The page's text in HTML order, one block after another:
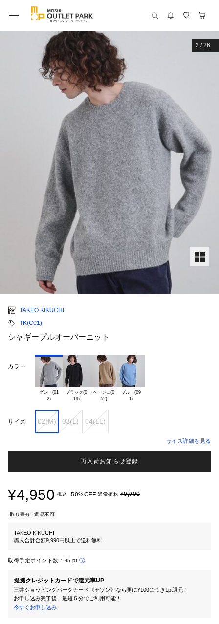
2 /26
TAKEO KIKUCHI
TK(C01)
シャギープルオーバーニット
カラー
グレー(01
ブラック(0
19)
ベージュ(0
52)
ブルー(09
サイズ 02(M) 03(L) 04(LL)
サイズ詳細を見る
再入荷お知らせ登録
¥4,950 税込 50%OFF 通常価格¥9,900
取り寄せ 返品不可
TAKEO KIKUCHI
購入合計金額9,990円以上で送料無料
取得予定ポイント数： 45 pt
提携クレジットカードで還元率UP
三井ショッピングパークカード《セゾン》なら更に¥100につき1pt還元！
お申し込み完了後、最短５分でご利用可能！
今すぐお申し込み